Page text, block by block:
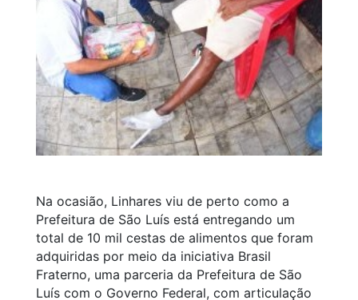
Na ocasião, Linhares viu de perto como a
Prefeitura de São Luís está entregando um
total de 10 mil cestas de alimentos que foram
adquiridas por meio da iniciativa Brasil
Fraterno, uma parceria da Prefeitura de São
Luís com o Governo Federal, com articulação